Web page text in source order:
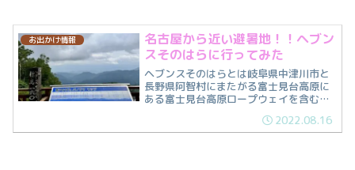
お出かけ情報
名古屋から近い避暑地！！ヘブン
スそのはらに行ってみた
ヘブンスそのはらとは岐阜県中津川市と
長野県阿智村にまたがる富士見台高原に
ある富士見台高原ロープウェイを含む観
れています。特に星空が綺麗なことで有
名です。夏のヘブンスそのはらへ実際に
2022.08.16